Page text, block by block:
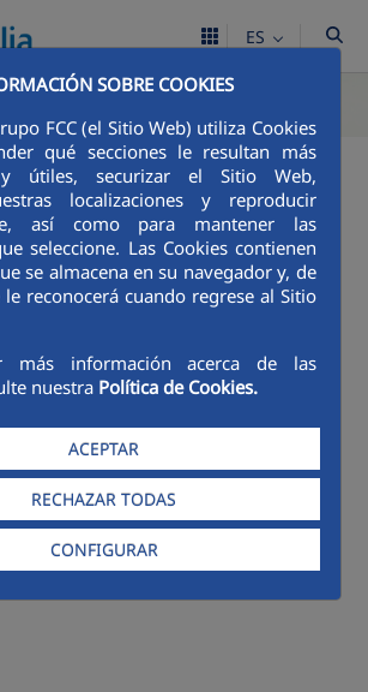
SOBRE COOKIES
FCC (el Sitio Web) utiliza Cookies
qué secciones le resultan más
y útiles, securizar el Sitio Web,
localizaciones y reproducir
así como para mantener las
seleccione. Las Cookies contienen
se almacena en su navegador y, de
reconocerá cuando regrese al Sitio
más información acerca de las
nuestra Política de Cookies.
ACEPTAR
RECHAZAR TODAS
CONFIGURAR
ES